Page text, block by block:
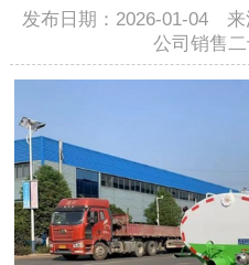
发布日期：2026-01-04 来
公司销售